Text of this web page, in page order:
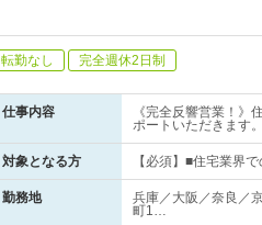
転勤なし 完全週休2日制
仕事内容
《完全反響営業！
ポートいただきます。
対象となる方 【必須】■住宅業界
勤務地
兵庫／大阪／奈良／
町1…